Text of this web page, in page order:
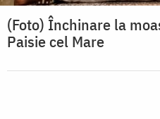
(Foto) Închinare la
Paisie cel Mare